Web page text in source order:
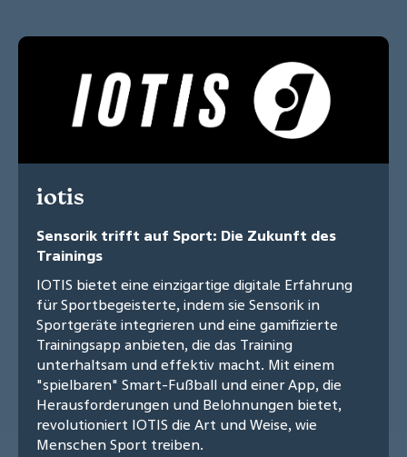
iotis
Sensorik trifft auf Sport: Die Zukunft des
Trainings
IOTIS bietet eine einzigartige digitale Erfahrung
für Sportbegeisterte, indem sie Sensorik in
Sportgeräte integrieren und eine gamifizierte
Trainingsapp anbieten, die das Training
unterhaltsam und effektiv macht. Mit einem
"spielbaren" Smart-Fußball und einer App, die
Herausforderungen und Belohnungen bietet,
revolutioniert IOTIS die Art und Weise, wie
Menschen Sport treiben.